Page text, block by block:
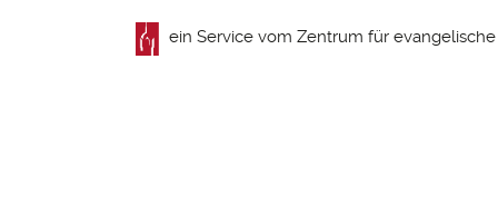
ein Service vom Zentrum für